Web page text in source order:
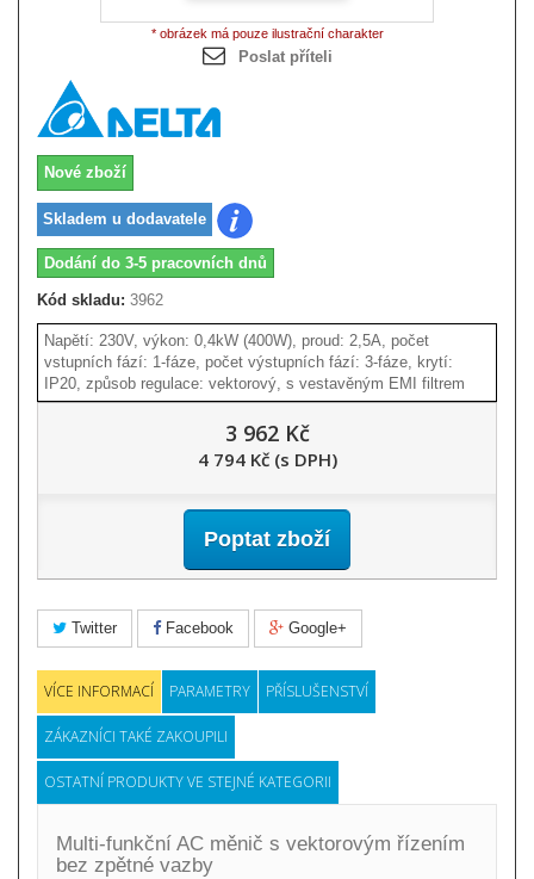
* obrázek má pouze ilustrační charakter
Poslat příteli
Nové zboží
Skladem u dodavatele
Dodání do 3-5 pracovních dnů
Kód skladu: 3962
Napětí: 230V, výkon: 0,4kW (400W), proud: 2,5A, počet
vstupních fází: 1-fáze, počet výstupních fází: 3-fáze, krytí:
IP20, způsob regulace: vektorový, s vestavěným EMI filtrem
3 962 Kč
4 794 Kč (s DPH)
Poptat zboží
Twitter Facebook Google+
VÍCE INFORMACÍ PARAMETRY PŘÍSLUŠENSTVÍ
ZÁKAZNÍCI TAKÉ ZAKOUPILI
OSTATNÍ PRODUKTY VE STEJNÉ KATEGORII
Multi-funkční AC měnič s vektorovým řízením
bez zpětné vazby